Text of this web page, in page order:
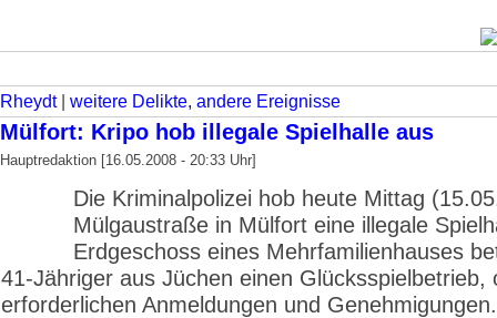
Rheydt| weitere Delikte, andere Ereignisse
Mülfort: Kripo hob illegale Spielhalle aus
Hauptredaktion [16.05.2008 - 20:33 Uhr]
Die Kriminalpolizei hob heute Mittag
Mülgaustraße in Mülfort eine illegale
Erdgeschoss eines Mehrfamilienhauses
41-Jähriger aus Jüchen einen Glücksspielbetrieb,
erforderlichen Anmeldungen und Genehmigungen.